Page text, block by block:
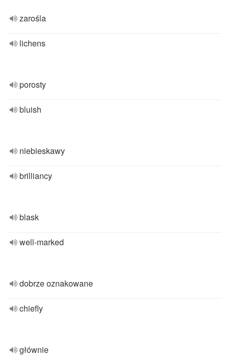
zarośla
lichens
porosty
bluish
niebieskawy
brilliancy
blask
well-marked
dobrze oznakowane
chiefly
głównie